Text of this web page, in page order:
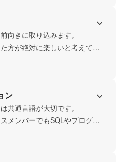
にも短期的な採用だけでな
ポートを心がけます。
向きに取り込みます。
方が絶対に楽しいと考えてい
ン
共通言語が大切です。
メンバーでもSQLやプログラ